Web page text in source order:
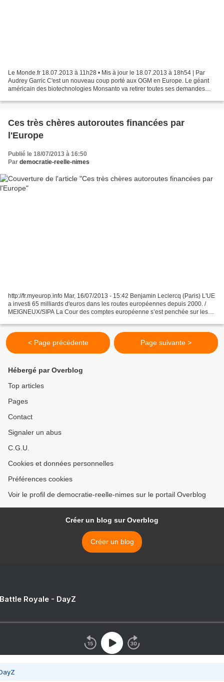
Le Monde.fr 18.07.2013 à 11h28 • Mis à jour le 18.07.2013 à 18h54 | Par
Audrey Garric C'est un nouveau coup porté aux OGM en Europe. Le géant
américain des biotechnologies Monsanto va retirer toutes ses demandes
Ces très chères autoroutes financées par
l'Europe
Publié le 18/07/2013 à 16:50
Par democratie-reelle-nimes
http://fr.myeurop.info Mar, 16/07/2013 - 15:42 Benjamin Leclercq (Paris) L'UE
a investi 65 milliards d'euros dans les routes européennes depuis 2000. /
MEIGNEUX/SIPA La Cour des comptes européenne s’est penchée sur les
< Page précédente Page suivante >
Hébergé par Overblog
Top articles
Pages
Contact
Signaler un abus
C.G.U.
Cookies et données personnelles
Préférences cookies
Voir le profil de democratie-reelle-nimes sur le portail Overblog
Créer un blog sur Overblog
Créer un blog
Royale - DayZ